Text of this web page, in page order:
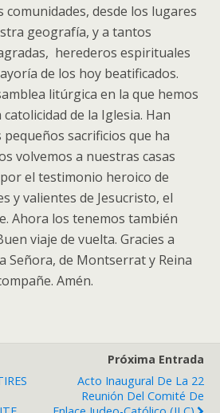
desde los lugares
geografía, y a tantos
herederos espirituales
de los hoy beatificados.
litúrgica en la que hemos
de la Iglesia. Han
sacrificios que ha
volvemos a nuestras casas
el testimonio heroico de
y valientes de Jesucristo, el
Ahora los tenemos también
viaje de vuelta. Gracies a
Señora, de Montserrat y Reina
Amén.
Próxima Entrada
Acto Inaugural De La 22
Reunión Del Comité De